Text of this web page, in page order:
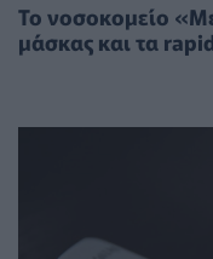
Το νοσοκομείο
μάσκας και τα